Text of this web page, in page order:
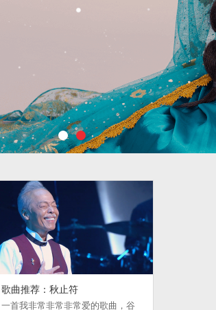
歌曲推荐：秋止符
一首我非常非常非常爱的歌曲，谷